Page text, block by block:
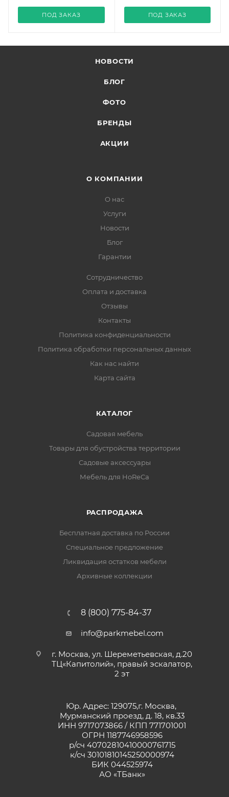
ПОД ЗАКАЗ ПОД ЗАКАЗ
НОВОСТИ
БЛОГ
ФОТО
БРЕНДЫ
АКЦИИ
О КОМПАНИИ
О нас
Услуги
Новости
Блог
Гарантии
Сотрудничество
Оплата и доставка
Отзывы
Контакты
Политика конфиденциальности
Политика обработки персональных данных
Как нас найти
Карта сайта
КАТАЛОГ
Садовая мебель
Товары для обустройства территории
Садовые аксессуары
Мебель для HoReCa
РАСПРОДАЖА
Бесплатная доставка по России
Специальное предложение
Ликвидация остатков мебели
Архивные коллекции
8 (800) 775-84-37
info@parkmebel.com
г. Москва, ул. Шереметьевская, д.20
ТЦ«Капитолий», правый эскалатор,
2 эт
Юр. Адрес: 129075,г. Москва,
Мурманский проезд, д. 18, кв.33
ИНН 9717073866 / КПП 771701001
ОГРН 1187746958596
р/сч 40702810410000761715
к/сч 30101810145250000974
БИК 044525974
АО «ТБанк»